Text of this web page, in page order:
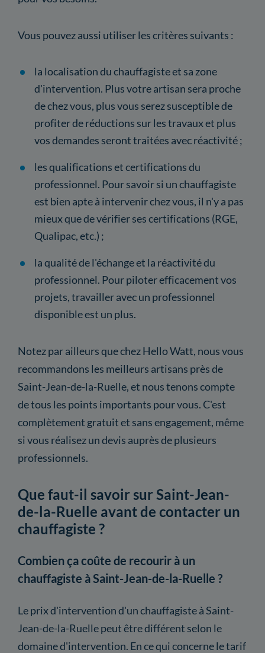
Vous pouvez aussi utiliser les critères suivants :
la localisation du chauffagiste et sa zone
d'intervention. Plus votre artisan sera proche
de chez vous, plus vous serez susceptible de
profiter de réductions sur les travaux et plus
vos demandes seront traitées avec réactivité ;
les qualifications et certifications du
professionnel. Pour savoir si un chauffagiste
est bien apte à intervenir chez vous, il n'y a pas
mieux que de vérifier ses certifications (RGE,
Qualipac, etc.) ;
la qualité de l'échange et la réactivité du
professionnel. Pour piloter efficacement vos
projets, travailler avec un professionnel
disponible est un plus.
Notez par ailleurs que chez Hello Watt, nous vous
recommandons les meilleurs artisans près de
Saint-Jean-de-la-Ruelle, et nous tenons compte
de tous les points importants pour vous. C'est
complètement gratuit et sans engagement, même
si vous réalisez un devis auprès de plusieurs
professionnels.
Que faut-il savoir sur Saint-Jean-
de-la-Ruelle avant de contacter un
chauffagiste ?
Combien ça coûte de recourir à un
chauffagiste à Saint-Jean-de-la-Ruelle ?
Le prix d'intervention d'un chauffagiste à Saint-
Jean-de-la-Ruelle peut être différent selon le
domaine d'intervention. En ce qui concerne le tarif